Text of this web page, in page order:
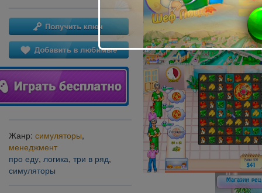
Жанр: симуляторы,
менеджмент
про еду, логика, три в ряд,
симуляторы